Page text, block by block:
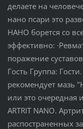
делаете на
нано псари это
НАНО борется со
эффективно:
поражение
Гость Группа:
рекомендует мазь
или это очередная
ARTRIT NANO.
распостраненных